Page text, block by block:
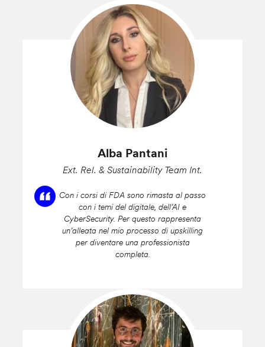
Alba Pantani
Ext. Rel. & Sustainability Team Int.
Con i corsi di FDA sono rimasta al passo
con i temi del digitale, dell’AI e
CyberSecurity. Per questo rappresenta
un’alleata nel mio processo di upskilling
per diventare una professionista
completa.